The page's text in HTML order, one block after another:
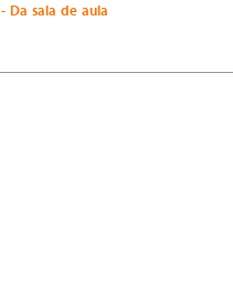
- Da sala de aula